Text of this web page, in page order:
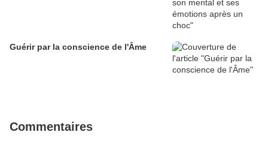
Guérir par la conscience de l'Âme
Commentaires